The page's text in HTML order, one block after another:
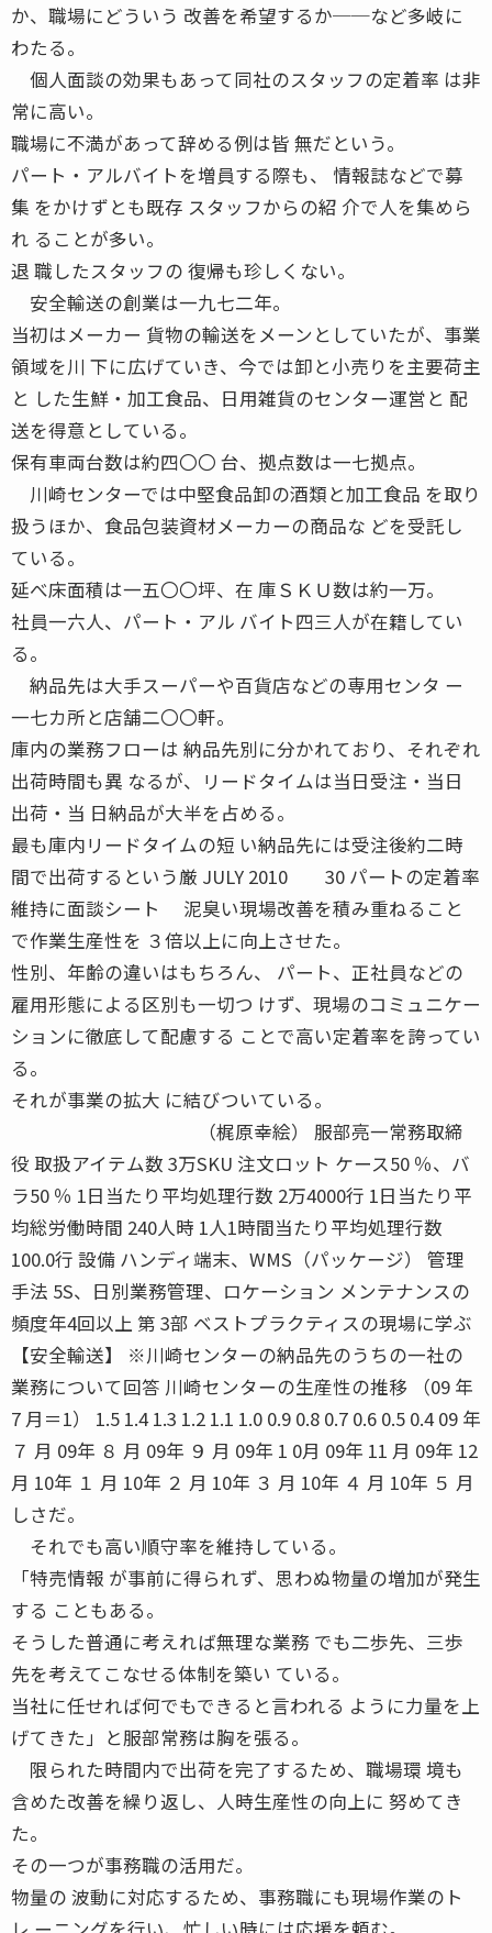
か、職場にどういう 改善を希望するか──など多岐に
わたる。
個人面談の効果もあって同社のスタッフの定着率 は非
常に高い。
職場に不満があって辞める例は皆 無だという。
パート・アルバイトを増員する際も、 情報誌などで募
集 をかけずとも既存 スタッフからの紹 介で人を集めら
れ ることが多い。
退 職したスタッフの 復帰も珍しくない。
安全輸送の創業は一九七二年。
当初はメーカー 貨物の輸送をメーンとしていたが、事業
領域を川 下に広げていき、今では卸と小売りを主要荷主
と した生鮮・加工食品、日用雑貨のセンター運営と 配
送を得意としている。
保有車両台数は約四〇〇 台、拠点数は一七拠点。
川崎センターでは中堅食品卸の酒類と加工食品 を取り
扱うほか、食品包装資材メーカーの商品な どを受託し
ている。
延べ床面積は一五〇〇坪、在 庫ＳＫＵ数は約一万。
社員一六人、パート・アル バイト四三人が在籍してい
る。
納品先は大手スーパーや百貨店などの専用センタ ー
一七カ所と店舗二〇〇軒。
庫内の業務フローは 納品先別に分かれており、それぞれ
出荷時間も異 なるが、リードタイムは当日受注・当日
出荷・当 日納品が大半を占める。
最も庫内リードタイムの短 い納品先には受注後約二時
間で出荷するという厳 JULY 2010 30 パートの定着率
維持に面談シート 泥臭い現場改善を積み重ねること
で作業生産性を ３倍以上に向上させた。
性別、年齢の違いはもちろん、 パート、正社員などの
雇用形態による区別も一切つ けず、現場のコミュニケー
ションに徹底して配慮する ことで高い定着率を誇ってい
る。
それが事業の拡大 に結びついている。
（梶原幸絵） 服部亮一常務取締
役 取扱アイテム数 3万SKU 注文ロット ケース50 ％、バ
ラ50 ％ 1日当たり平均処理行数 2万4000行 1日当たり平
均総労働時間 240人時 1人1時間当たり平均処理行数
100.0行 設備 ハンディ端末、WMS（パッケージ） 管理
手法 5S、日別業務管理、ロケーション メンテナンスの
頻度年4回以上 第 3部 ベストプラクティスの現場に学ぶ
【安全輸送】 ※川崎センターの納品先のうちの一社の
業務について回答 川崎センターの生産性の推移 （09 年
7 月＝1） 1.5 1.4 1.3 1.2 1.1 1.0 0.9 0.8 0.7 0.6 0.5 0.4 09 年
７ 月 09年 ８ 月 09年 ９ 月 09年 1 0月 09年 11 月 09年 12
月 10年 １ 月 10年 ２ 月 10年 ３ 月 10年 ４ 月 10年 ５ 月
しさだ。
それでも高い順守率を維持している。
「特売情報 が事前に得られず、思わぬ物量の増加が発生
する こともある。
そうした普通に考えれば無理な業務 でも二歩先、三歩
先を考えてこなせる体制を築い ている。
当社に任せれば何でもできると言われる ように力量を上
げてきた」と服部常務は胸を張る。
限られた時間内で出荷を完了するため、職場環 境も
含めた改善を繰り返し、人時生産性の向上に 努めてき
た。
その一つが事務職の活用だ。
物量の 波動に対応するため、事務職にも現場作業のト